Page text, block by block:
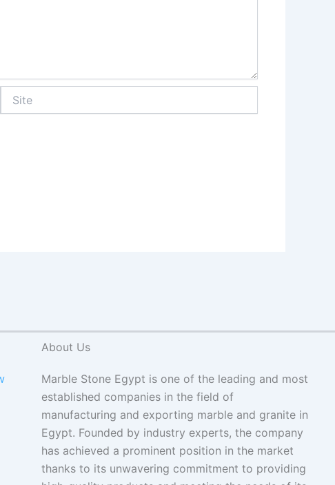
About Us
Marble Stone Egypt is one of the leading and most
established companies in the field of
manufacturing and exporting marble and granite in
Egypt. Founded by industry experts, the company
has achieved a prominent position in the market
thanks to its unwavering commitment to providing